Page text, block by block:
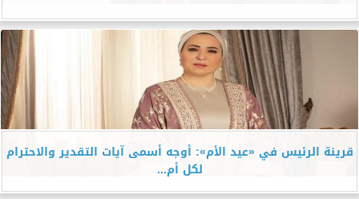
قرينة الرئيس في «عيد الأم»: أوجه أسمى آيات التقدير والاحترام
لكل أم...